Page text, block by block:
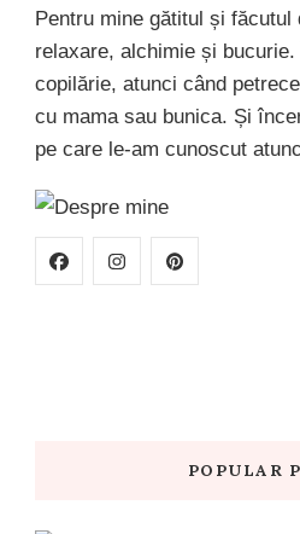
Pentru mine gătitul și
relaxare, alchimie și
copilărie, atunci când
cu mama sau bunica. Și
pe care le-am cunoscut
POPULAR